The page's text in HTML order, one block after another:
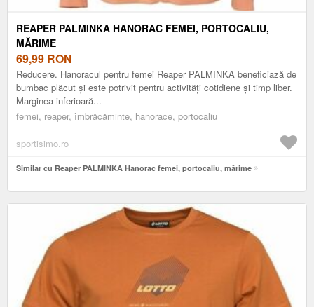
REAPER PALMINKA HANORAC FEMEI, PORTOCALIU,
MĂRIME
69,99 RON
Reducere. Hanoracul pentru femei Reaper PALMINKA beneficiază de
bumbac plăcut și este potrivit pentru activități cotidiene și timp liber.
Marginea inferioară...
femei, reaper, îmbrăcăminte, hanorace, portocaliu
sportisimo.ro
Similar cu Reaper PALMINKA Hanorac femei, portocaliu, mărime